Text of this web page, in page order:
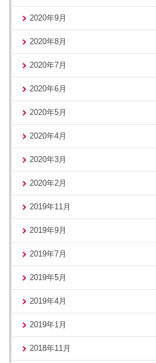
2020年9月
2020年8月
2020年7月
2020年6月
2020年5月
2020年4月
2020年3月
2020年2月
2019年11月
2019年9月
2019年7月
2019年5月
2019年4月
2019年1月
2018年11月